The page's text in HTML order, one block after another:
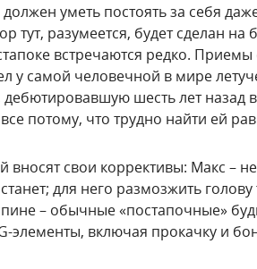
уметь постоять за себя
тут, разумеется, будет сделан
встречаются редко.
у самой человечной в мире
шесть лет назад в
потому, что трудно найти ей
вносят свои коррективы: Макс –
для него размозжить
– обычные «постапочные»
элементы, включая прокачку и